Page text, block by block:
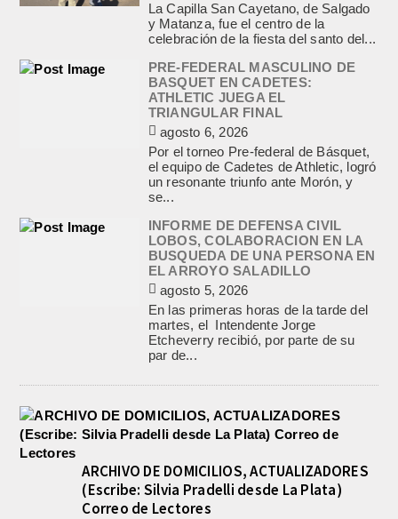
La Capilla San Cayetano, de Salgado
y Matanza, fue el centro de la
celebración de la fiesta del santo del...
PRE-FEDERAL MASCULINO DE
BASQUET EN CADETES:
ATHLETIC JUEGA EL
TRIANGULAR FINAL
agosto 6, 2026
Por el torneo Pre-federal de Básquet,
el equipo de Cadetes de Athletic, logró
un resonante triunfo ante Morón, y
se...
INFORME DE DEFENSA CIVIL
LOBOS, COLABORACION EN LA
BUSQUEDA DE UNA PERSONA EN
EL ARROYO SALADILLO
agosto 5, 2026
En las primeras horas de la tarde del
martes, el Intendente Jorge
Etcheverry recibió, por parte de su
par de...
ARCHIVO DE DOMICILIOS, ACTUALIZADORES
(Escribe: Silvia Pradelli desde La Plata)
Correo de Lectores